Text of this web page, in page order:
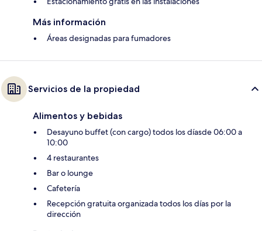
Más información
Áreas designadas para fumadores
Servicios de la propiedad
Alimentos y bebidas
Desayuno buffet (con cargo) todos los díasde 06:00 a
10:00
4 restaurantes
Bar o lounge
Cafetería
Recepción gratuita organizada todos los días por la
dirección